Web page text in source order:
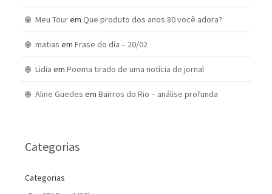
Meu Tourem Que produto dos anos 80 você adora?
matias em Frase do dia – 20/02
Lidia em Poema tirado de uma notícia de jornal
Aline Guedes em Bairros do Rio – análise profunda
Categorias
Categorias